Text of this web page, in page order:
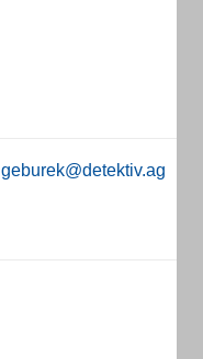
geburek@detektiv.ag